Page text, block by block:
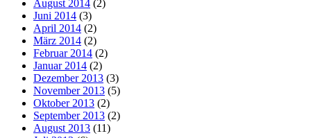
August 2014 (2)
Juni 2014 (3)
April 2014 (2)
März 2014 (2)
Februar 2014 (2)
Januar 2014 (2)
Dezember 2013 (3)
November 2013 (5)
Oktober 2013 (2)
September 2013 (2)
August 2013 (11)